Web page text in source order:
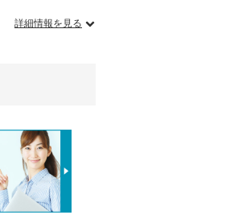
詳細情報を見る